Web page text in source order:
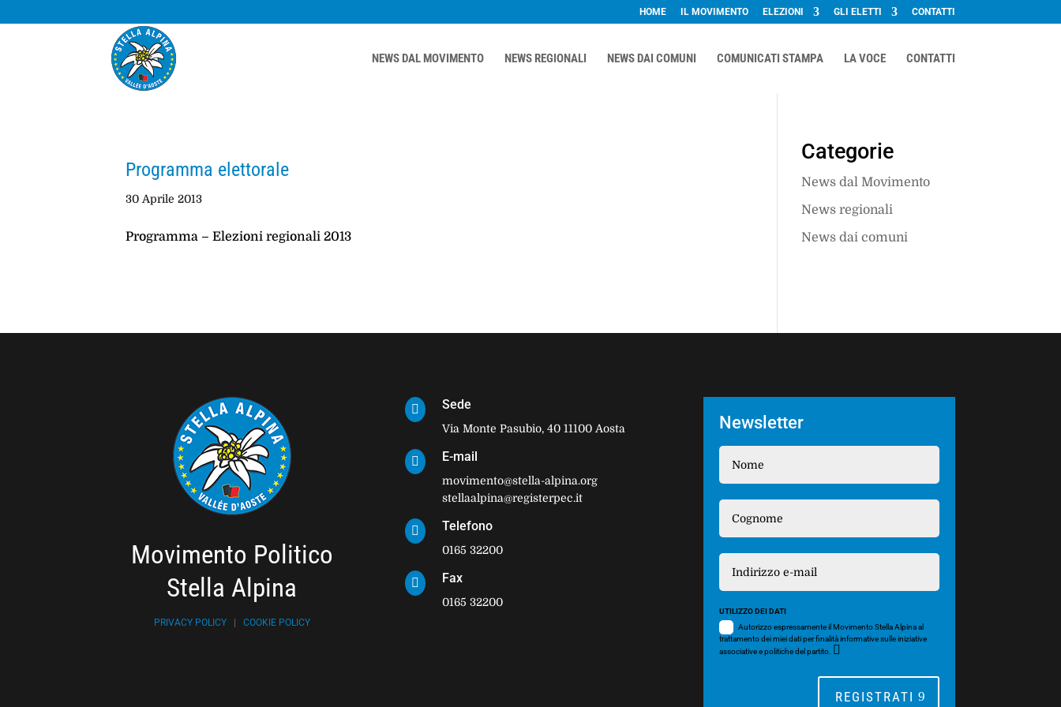
HOME IL MOVIMENTO ELEZIONI GLI ELETTI CONTATTI
NEWS DAL MOVIMENTO NEWS REGIONALI NEWS DAI COMUNI COMUNICATI STAMPA LA VOCE CONTATTI
Programma elettorale
30 Aprile 2013
Programma – Elezioni regionali 2013
Categorie
News dal Movimento
News regionali
News dai comuni
Movimento Politico
Stella Alpina
PRIVACY POLICY| COOKIE POLICY
 Sede
Via Monte Pasubio, 40 11100 Aosta
 E-mail
movimento@stella-alpina.org
stellaalpina@registerpec.it
 Telefono
0165 32200
 Fax
0165 32200
Newsletter
UTILIZZO DEI DATI
Autorizzo espressamente il Movimento Stella Alpina al
trattamento dei miei dati per finalità informative sulle iniziative
associative e politiche del partito.
REGISTRATI